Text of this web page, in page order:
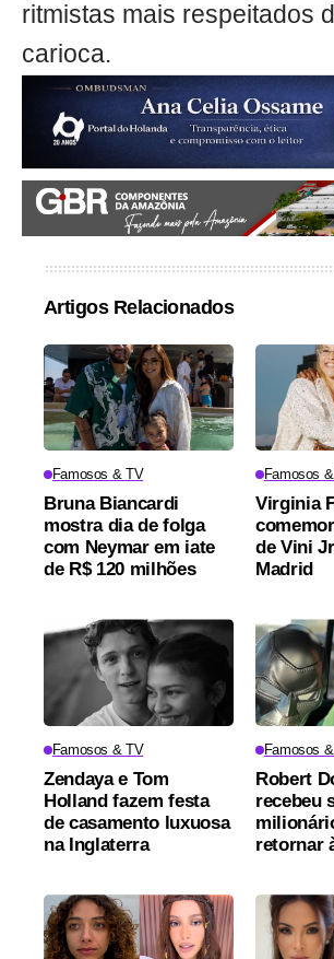
ritmistas mais respeitados
carioca.
Artigos Relacionados
Famosos & TV
Bruna Biancardi
mostra dia de folga
com Neymar em iate
de R$ 120 milhões
Famosos
Virginia
de Vini
Madrid
Famosos & TV
Zendaya e Tom
Holland fazem festa
de casamento luxuosa
na Inglaterra
Famosos
Robert
recebeu
retornar